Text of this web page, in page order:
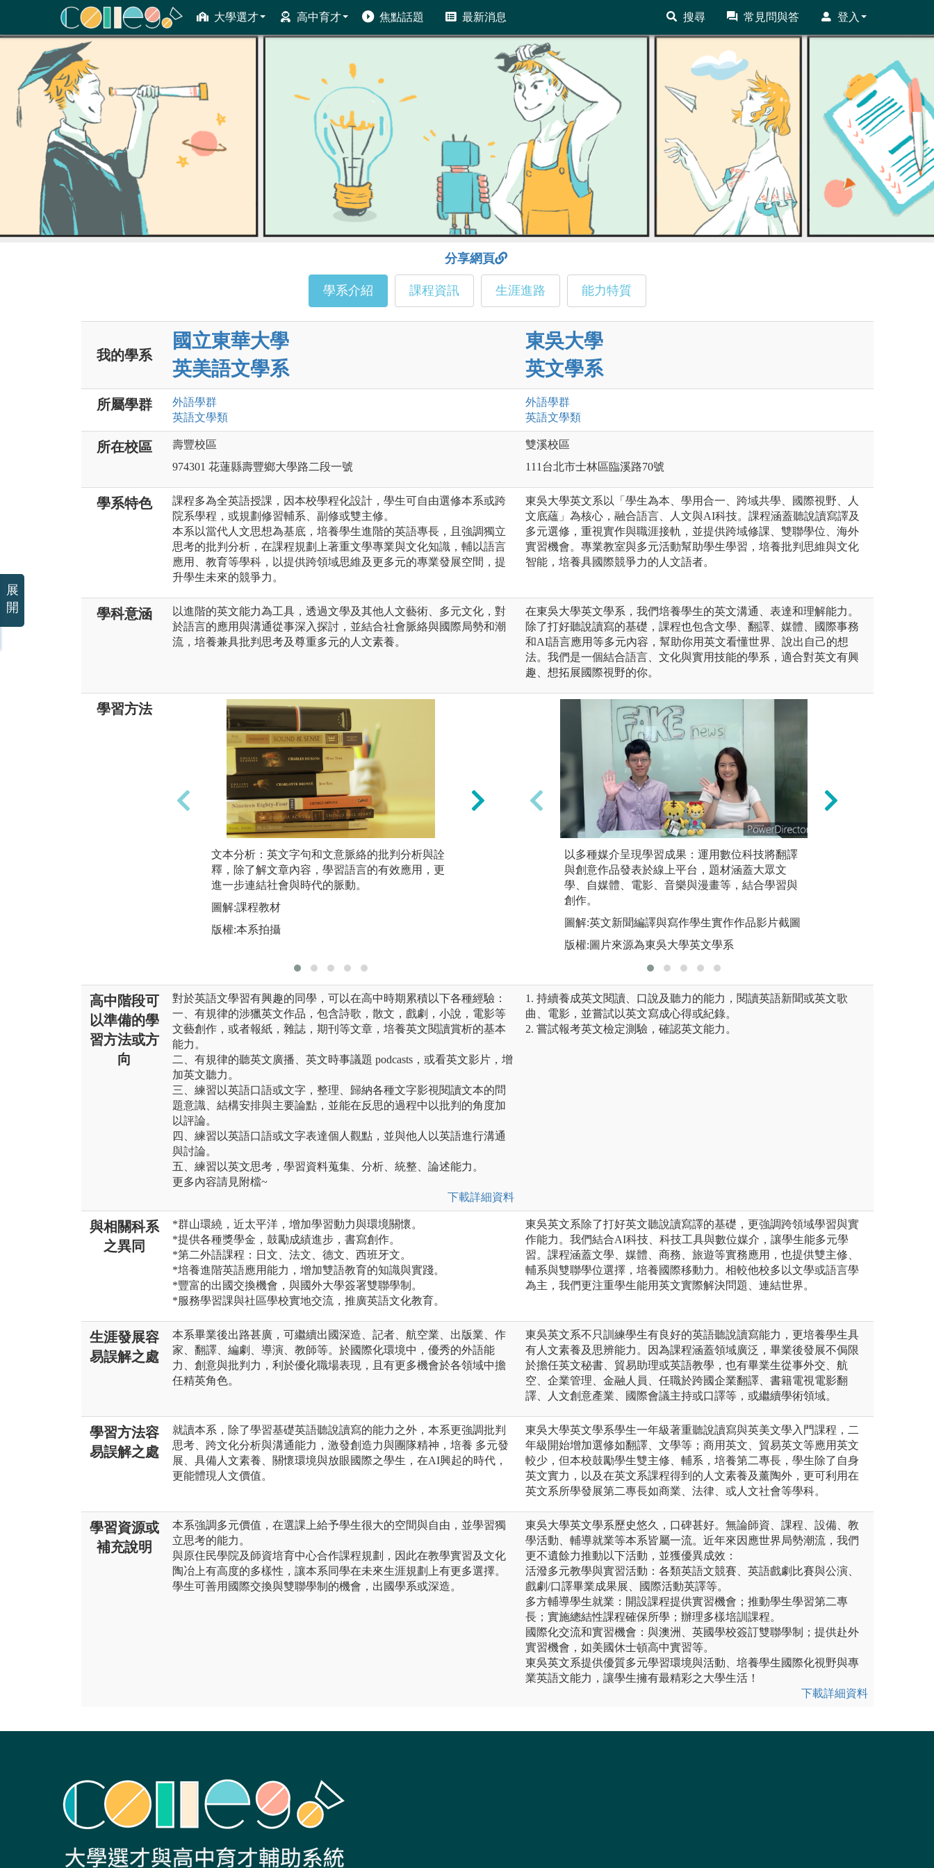
大學選才 高中育才 焦點話題 最新消息 搜尋 常見問與答 登入
ColleGo! 大學選才與高中育才輔助系統
分享網頁
學系介紹 課程資訊 生涯進路 能力特質
我的學系
國立東華大學
英美語文學系
東吳大學
英文學系
所屬學群 外語學群
英語文學類
外語學群
英語文學類
所在校區
壽豐校區
974301 花蓮縣壽豐鄉大學路二段一號
雙溪校區
111台北市士林區臨溪路70號
學系特色
課程多為全英語授課，因本校學程化設計，學生可自由選修本系或跨
院系學程，或規劃修習輔系、副修或雙主修。
本系以當代人文思想為基底，培養學生進階的英語專長，且強調獨立
思考的批判分析，在課程規劃上著重文學專業與文化知識，輔以語言
應用、教育等學科，以提供跨領域思維及更多元的專業發展空間，提
升學生未來的競爭力。
東吳大學英文系以「學生為本、學用合一、跨域共學、國際視野、人
文底蘊」為核心，融合語言、人文與AI科技。課程涵蓋聽說讀寫譯及
多元選修，重視實作與職涯接軌，並提供跨域修課、雙聯學位、海外
實習機會。專業教室與多元活動幫助學生學習，培養批判思維與文化
智能，培養具國際競爭力的人文語者。
學科意涵
以進階的英文能力為工具，透過文學及其他人文藝術、多元文化，對
於語言的應用與溝通從事深入探討，並結合社會脈絡與國際局勢和潮
流，培養兼具批判思考及尊重多元的人文素養。
在東吳大學英文學系，我們培養學生的英文溝通、表達和理解能力。
除了打好聽說讀寫的基礎，課程也包含文學、翻譯、媒體、國際事務
和AI語言應用等多元內容，幫助你用英文看懂世界、說出自己的想
法。我們是一個結合語言、文化與實用技能的學系，適合對英文有興
趣、想拓展國際視野的你。
學習方法
文本分析：英文字句和文意脈絡的批判分析與詮
釋，除了解文章內容，學習語言的有效應用，更
進一步連結社會與時代的脈動。
圖解:課程教材
版權:本系拍攝
展演實務：透過每一年度的戲劇公演與影展活動
的參與，激發創意，練習劇本編導、演出與藝術
傳銷的理論與實務。
圖解:公演側拍
版權:本系拍攝
以多種媒介呈現學習成果：運用數位科技將翻譯
與創意作品發表於線上平台，題材涵蓋大眾文
學、自媒體、電影、音樂與漫畫等，結合學習與
創作。
圖解:英文新聞編譯與寫作學生實作作品影片截圖
版權:圖片來源為東吳大學英文學系
高中階段可
以準備的學
習方法或方
向
對於英語文學習有興趣的同學，可以在高中時期累積以下各種經驗：
一、有規律的涉獵英文作品，包含詩歌，散文，戲劇，小說，電影等
文藝創作，或者報紙，雜誌，期刊等文章，培養英文閱讀賞析的基本
能力。
二、有規律的聽英文廣播、英文時事議題 podcasts，或看英文影片，增
加英文聽力。
三、練習以英語口語或文字，整理、歸納各種文字影視閱讀文本的問
題意識、結構安排與主要論點，並能在反思的過程中以批判的角度加
以評論。
四、練習以英語口語或文字表達個人觀點，並與他人以英語進行溝通
與討論。
五、練習以英文思考，學習資料蒐集、分析、統整、論述能力。
更多內容請見附檔~
下載詳細資料
1. 持續養成英文閱讀、口說及聽力的能力，閱讀英語新聞或英文歌
曲、電影，並嘗試以英文寫成心得或紀錄。
2. 嘗試報考英文檢定測驗，確認英文能力。
與相關科系
之異同
*群山環繞，近太平洋，增加學習動力與環境關懷。
*提供各種獎學金，鼓勵成績進步，書寫創作。
*第二外語課程：日文、法文、德文、西班牙文。
*培養進階英語應用能力，增加雙語教育的知識與實踐。
*豐富的出國交換機會，與國外大學簽署雙聯學制。
*服務學習課與社區學校實地交流，推廣英語文化教育。
東吳英文系除了打好英文聽說讀寫譯的基礎，更強調跨領域學習與實
作能力。我們結合AI科技、科技工具與數位媒介，讓學生能多元學
習。課程涵蓋文學、媒體、商務、旅遊等實務應用，也提供雙主修、
輔系與雙聯學位選擇，培養國際移動力。相較他校多以文學或語言學
為主，我們更注重學生能用英文實際解決問題、連結世界。
生涯發展容
易誤解之處
本系畢業後出路甚廣，可繼續出國深造、記者、航空業、出版業、作
家、翻譯、編劇、導演、教師等。於國際化環境中，優秀的外語能
力、創意與批判力，利於優化職場表現，且有更多機會於各領域中擔
任精英角色。
東吳英文系不只訓練學生有良好的英語聽說讀寫能力，更培養學生具
有人文素養及思辨能力。因為課程涵蓋領域廣泛，畢業後發展不侷限
於擔任英文秘書、貿易助理或英語教學，也有畢業生從事外交、航
空、企業管理、金融人員、任職於跨國企業翻譯、書籍電視電影翻
譯、人文創意產業、國際會議主持或口譯等，或繼續學術領域。
學習方法容
易誤解之處
就讀本系，除了學習基礎英語聽說讀寫的能力之外，本系更強調批判
思考、跨文化分析與溝通能力，激發創造力與團隊精神，培養 多元發
展、具備人文素養、關懷環境與放眼國際之學生，在AI興起的時代，
更能體現人文價值。
東吳大學英文學系學生一年級著重聽說讀寫與英美文學入門課程，二
年級開始增加選修如翻譯、文學等；商用英文、貿易英文等應用英文
較少，但本校鼓勵學生雙主修、輔系，培養第二專長，學生除了自身
英文實力，以及在英文系課程得到的人文素養及薰陶外，更可利用在
英文系所學發展第二專長如商業、法律、或人文社會等學科。
學習資源或
補充說明
本系強調多元價值，在選課上給予學生很大的空間與自由，並學習獨
立思考的能力。
與原住民學院及師資培育中心合作課程規劃，因此在教學實習及文化
陶冶上有高度的多樣性，讓本系同學在未來生涯規劃上有更多選擇。
學生可善用國際交換與雙聯學制的機會，出國學系或深造。
東吳大學英文學系歷史悠久，口碑甚好。無論師資、課程、設備、教
學活動、輔導就業等本系皆屬一流。近年來因應世界局勢潮流，我們
更不遺餘力推動以下活動，並獲優異成效：
活潑多元教學與實習活動：各類英語文競賽、英語戲劇比賽與公演、
戲劇/口譯畢業成果展、國際活動英譯等。
多方輔導學生就業：開設課程提供實習機會；推動學生學習第二專
長；實施總結性課程確保所學；辦理多樣培訓課程。
國際化交流和實習機會：與澳洲、英國學校簽訂雙聯學制；提供赴外
實習機會，如美國休士頓高中實習等。
東吳英文系提供優質多元學習環境與活動、培養學生國際化視野與專
業英語文能力，讓學生擁有最精彩之大學生活！
下載詳細資料
展
開